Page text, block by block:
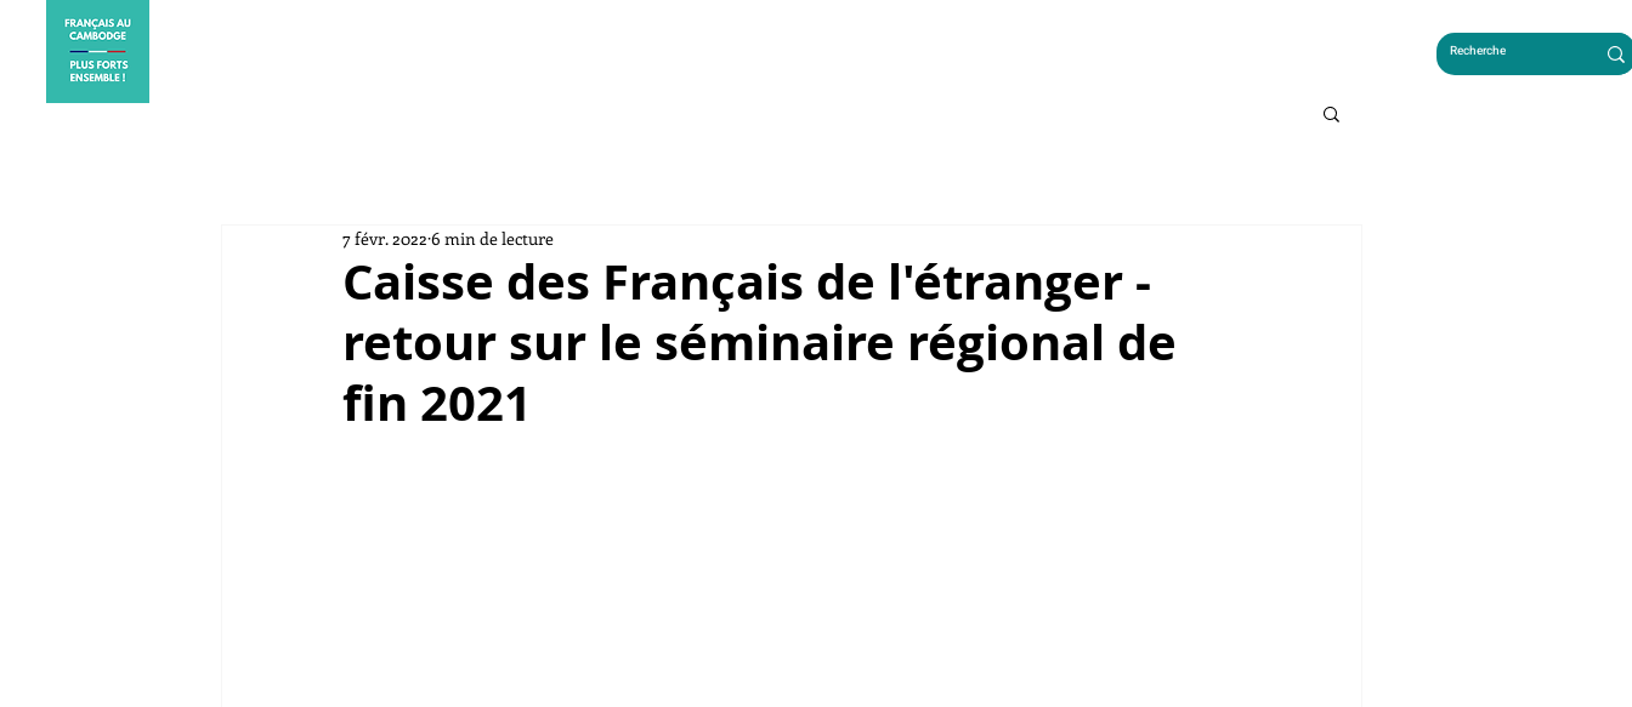
Caisse des Français de l'étranger -
retour sur le séminaire régional de
fin 2021
7 févr. 2022 6 min de lecture